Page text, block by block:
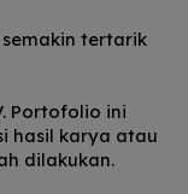
tertarik
Portofolio ini
hasil karya atau
dilakukan.